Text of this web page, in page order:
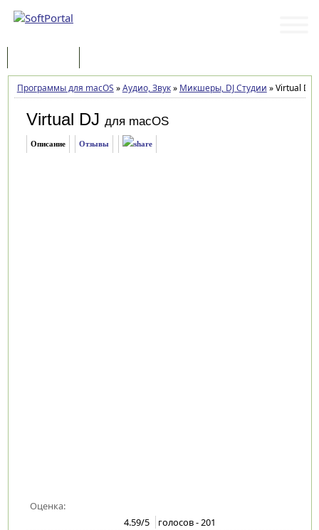
Программы для macOS »Аудио, Звук» Микшеры, DJ Студии »Virtual DJ
Virtual DJ для macOS
Описание Отзывы
Оценка:
4.59/5 голосов -201